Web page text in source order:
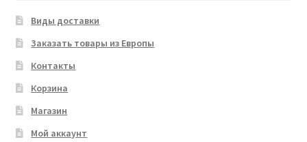
Виды доставки
Заказать товары из Европы
Контакты
Корзина
Магазин
Мой аккаунт